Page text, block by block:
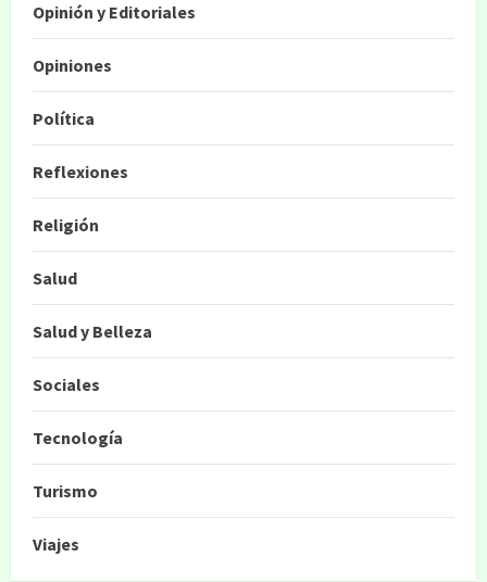
Opinión y Editoriales
Opiniones
Política
Reflexiones
Religión
Salud
Salud y Belleza
Sociales
Tecnología
Turismo
Viajes